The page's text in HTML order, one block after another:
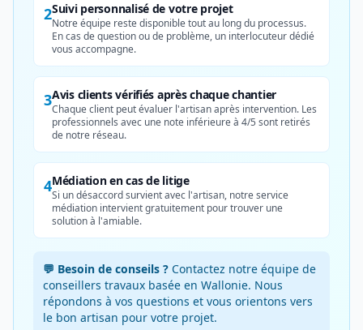
2Suivi personnalisé de votre projet
Notre équipe reste disponible tout au long du processus.
En cas de question ou de problème, un interlocuteur dédié
vous accompagne.
3Avis clients vérifiés après chaque chantier
Chaque client peut évaluer l'artisan après intervention. Les
professionnels avec une note inférieure à 4/5 sont retirés
de notre réseau.
4Médiation en cas de litige
Si un désaccord survient avec l'artisan, notre service
médiation intervient gratuitement pour trouver une
solution à l'amiable.
💬 Besoin de conseils ? Contactez notre équipe de
conseillers travaux basée en Wallonie. Nous
répondons à vos questions et vous orientons vers
le bon artisan pour votre projet.